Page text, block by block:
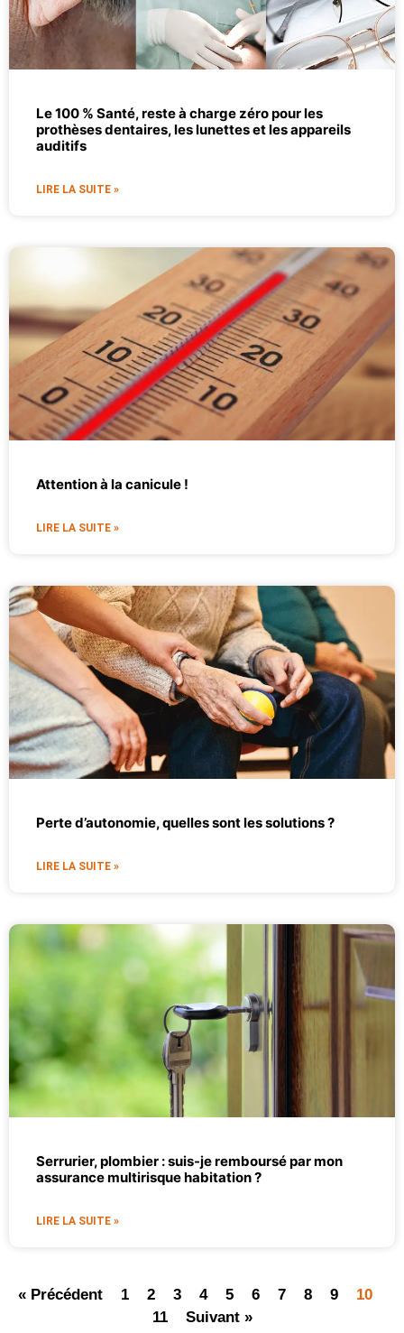
Le 100 % Santé, reste à charge zéro pour les
prothèses dentaires, les lunettes et les appareils
auditifs
LIRE LA SUITE »
Attention à la canicule !
LIRE LA SUITE »
Perte d’autonomie, quelles sont les solutions ?
LIRE LA SUITE »
Serrurier, plombier : suis-je remboursé par mon
assurance multirisque habitation ?
LIRE LA SUITE »
« Précédent 1 2 3 4 5 6 7 8 9
10
11
Suivant »